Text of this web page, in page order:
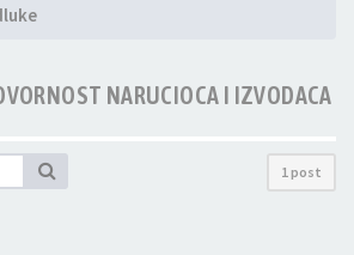
NARUCIOCA I IZVODACA
1 post